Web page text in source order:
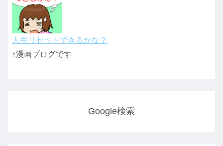
人生リセットできるかな？
↑漫画ブログです
Google検索